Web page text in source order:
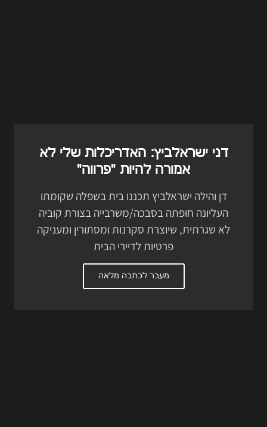
דני ישראלביץ: האדריכלות שלי לא
אמורה להיות ״פרווה״
דן והילה ישראלביץ תכננו בית בשפלה שקומתו
העליונה חופתה בסבכה/משרבייה בצורת קוביה
לא שגרתית, שיוצרת סקרנות ומסתורין ומעניקה
פרטיות לדיירי הבית
מעבר לכתבה מלאה